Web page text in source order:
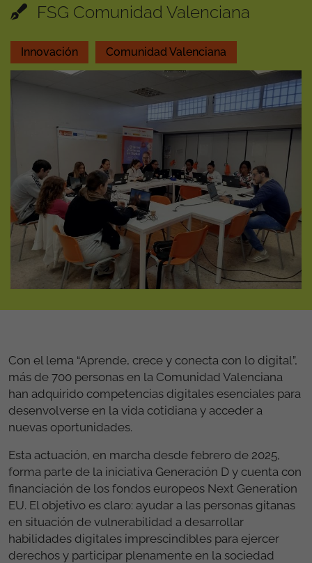
FSG Comunidad Valenciana
Innovación Comunidad Valenciana
Con el lema “Aprende, crece y conecta con lo digital”,
más de 700 personas en la Comunidad Valenciana
han adquirido competencias digitales esenciales para
desenvolverse en la vida cotidiana y acceder a
nuevas oportunidades.
Esta actuación, en marcha desde febrero de 2025,
forma parte de la iniciativa Generación D y cuenta con
financiación de los fondos europeos Next Generation
EU. El objetivo es claro: ayudar a las personas gitanas
en situación de vulnerabilidad a desarrollar
habilidades digitales imprescindibles para ejercer
derechos y participar plenamente en la sociedad